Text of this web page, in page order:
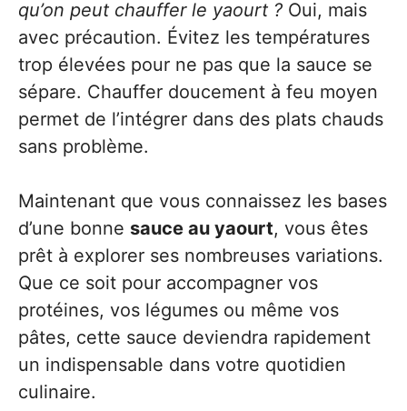
qu’on peut chauffer le yaourt ? Oui, mais
avec précaution. Évitez les températures
trop élevées pour ne pas que la sauce se
sépare. Chauffer doucement à feu moyen
permet de l’intégrer dans des plats chauds
sans problème.
Maintenant que vous connaissez les bases
d’une bonne sauce au yaourt, vous êtes
prêt à explorer ses nombreuses variations.
Que ce soit pour accompagner vos
protéines, vos légumes ou même vos
pâtes, cette sauce deviendra rapidement
un indispensable dans votre quotidien
culinaire.